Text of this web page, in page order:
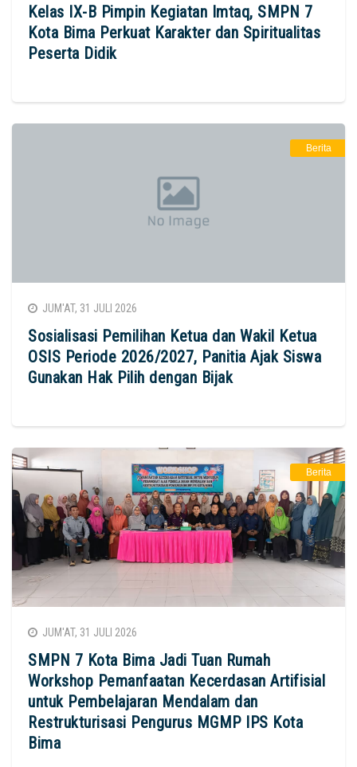
Kelas IX-B Pimpin Kegiatan Imtaq, SMPN 7
Kota Bima Perkuat Karakter dan Spiritualitas
Peserta Didik
Berita
JUM'AT, 31 JULI 2026
Sosialisasi Pemilihan Ketua dan Wakil Ketua
OSIS Periode 2026/2027, Panitia Ajak Siswa
Gunakan Hak Pilih dengan Bijak
Berita
JUM'AT, 31 JULI 2026
SMPN 7 Kota Bima Jadi Tuan Rumah
Workshop Pemanfaatan Kecerdasan Artifisial
untuk Pembelajaran Mendalam dan
Restrukturisasi Pengurus MGMP IPS Kota
Bima